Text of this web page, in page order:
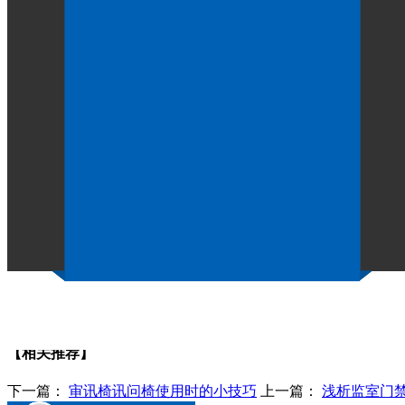
场合十二种治理体系的主要人防和技术防御手段。 因此，
【相关推荐】
下一篇： 审讯椅讯问椅使用时的小技巧 上一篇： 浅析监室门